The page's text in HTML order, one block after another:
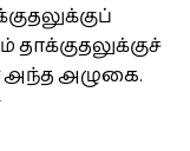
அழுகை.